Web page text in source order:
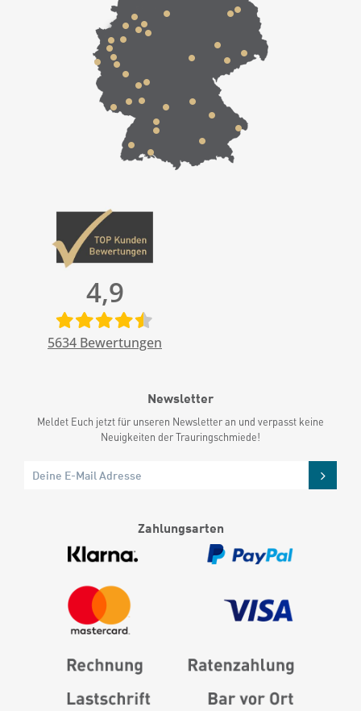
4,9
5634 Bewertungen
Newsletter
Meldet Euch jetzt für unseren Newsletter an und verpasst keine
Neuigkeiten der Trauringschmiede!
Zahlungsarten